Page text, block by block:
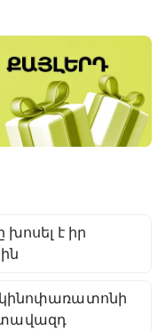
խոսել է իր
կինոփառատոնի